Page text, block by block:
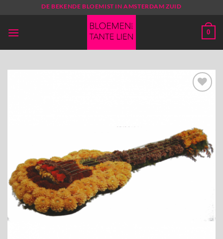
inhoud
DE BEKENDE BLOEMIST IN AMSTERDAM ZUID
0